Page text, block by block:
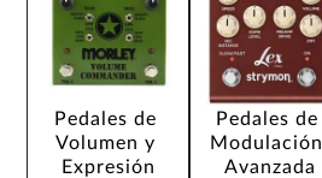
Pedales de
Volumen y
Expresión
Pedales de
Modulación
Avanzada